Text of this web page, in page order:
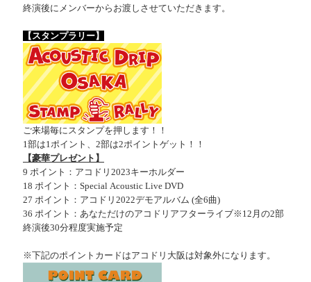
終演後にメンバーからお渡しさせていただきます。
【スタンプラリー】
ご来場毎にスタンプを押します！！
1部は1ポイント、2部は2ポイントゲット！！
【豪華プレゼント】
9 ポイント：アコドリ2023キーホルダー
18 ポイント：Special Acoustic Live DVD
27 ポイント：アコドリ2022デモアルバム (全6曲)
36 ポイント：あなただけのアコドリアフターライブ※12月の2部
終演後30分程度実施予定
※下記のポイントカードはアコドリ大阪は対象外になります。